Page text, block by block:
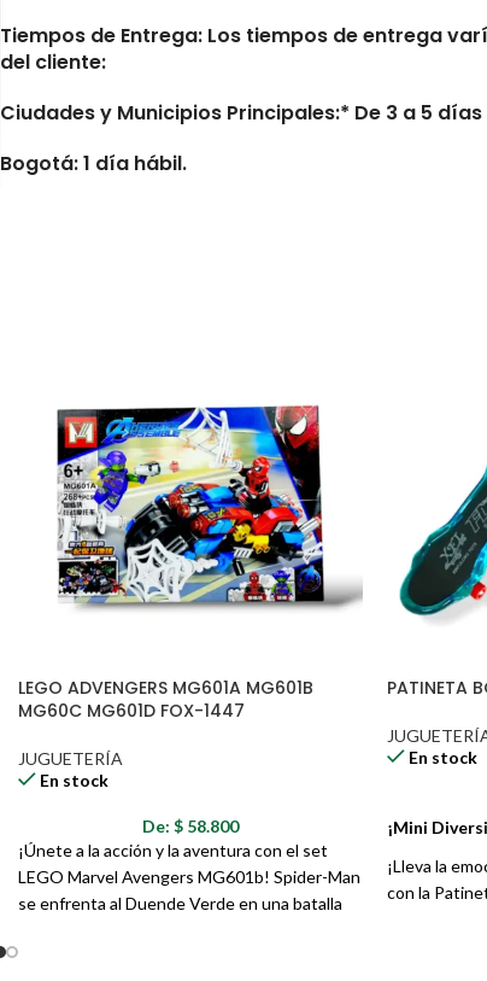
Tiempos de Entrega: Los tiempos de entrega
del cliente:
Ciudades y Municipios Principales:* De 3 a 5
Bogotá: 1 día hábil.
Los tiempos de entrega pueden verse
direcciones erróneas o incompletas, tráfico y
reportadas por la transportadora.
Pedidos con errores en la dirección de entrega
entrega adicionales por las novedades de
LEGO ADVENGERS MG601A MG601B
MG60C MG601D FOX-1447
JUGUETERÍA
En stock
De: $58.800
¡Únete a la acción y la aventura con el set
LEGO Marvel Avengers MG601b! Spider-Man
se enfrenta al Duende Verde en una batalla
PATINETA
En stock
¡Mini
¡Lleva la
con la